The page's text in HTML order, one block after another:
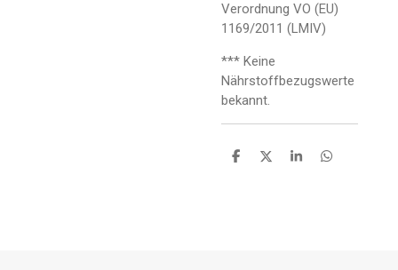
Verordnung VO (EU)
1169/2011 (LMIV)
*** Keine
Nährstoffbezugswerte
bekannt.
T
T
T
T